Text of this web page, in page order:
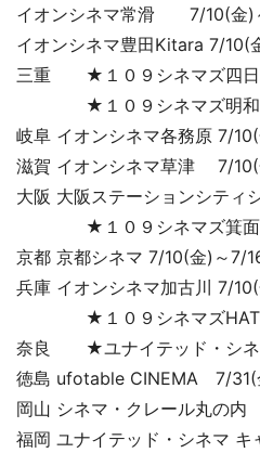
イオンシネマ常滑 7/10(金)
イオンシネマ豊田Kitara 7/10(
三重 ★１０９シネマズ四日
★１０９シネマズ明
岐阜 イオンシネマ各務原 7/
滋賀 イオンシネマ草津 7/10(
大阪 大阪ステーションシティ
★１０９シネマズ箕
京都 京都シネマ 7/10(金)～7/
兵庫 イオンシネマ加古川 7/
★１０９シネマズHAT
奈良 ★ユナイテッド・シ
徳島 ufotable CINEMA 7/31(
岡山 シネマ・クレール丸の
福岡 ユナイテッド・シネマ